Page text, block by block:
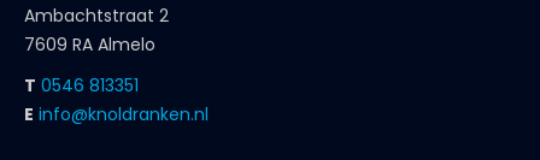
Ambachtstraat 2
7609 RA Almelo
T 0546 813351
E info@knoldranken.nl